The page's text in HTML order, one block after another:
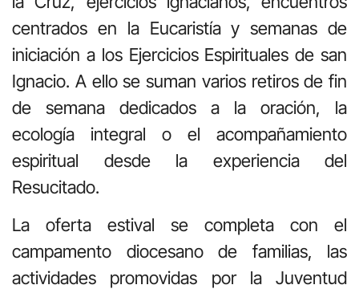
centrados en la Eucaristía y semanas de
iniciación a los Ejercicios Espirituales de san
Ignacio. A ello se suman varios retiros de fin
de semana dedicados a la oración, la
ecología integral o el acompañamiento
espiritual desde la experiencia del
Resucitado.
La oferta estival se completa con el
campamento diocesano de familias, las
actividades promovidas por la Juventud